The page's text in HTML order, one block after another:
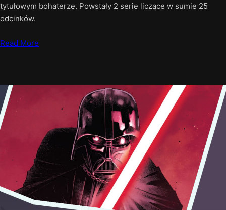
tytułowym bohaterze. Powstały 2 serie liczące w sumie 25
odcinków.
Read More